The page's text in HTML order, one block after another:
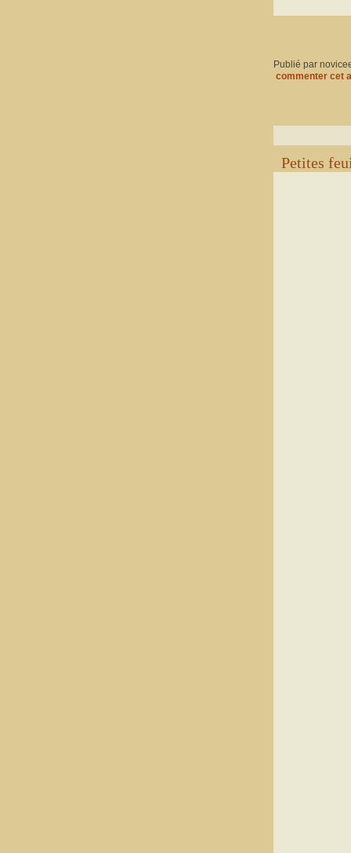
Publié par
commenter cet
Petites